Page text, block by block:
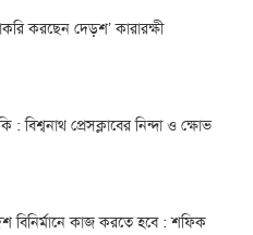
করছেন দেড়শ’ কারারক্ষী
বিশ্বনাথ প্রেসক্লাবের নিন্দা ও ক্ষোভ
বিনির্মানে কাজ করতে হবে : শফিক